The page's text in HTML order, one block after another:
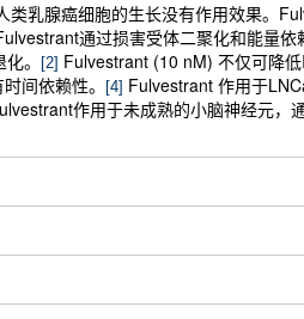
乳腺癌细胞的生长没有作用效果。
通过损害受体二聚化和能量
。
[2] Fulvestrant (10 nM) 不仅可降
间依赖性。
[4] Fulvestrant 作用于
作用于未成熟的小脑神经元，